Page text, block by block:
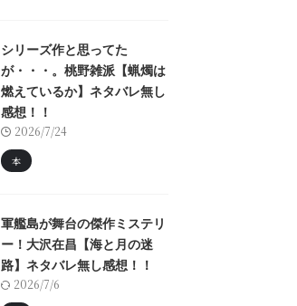
シリーズ作と思ってた
が・・・。桃野雑派【蝋燭は
燃えているか】ネタバレ無し
感想！！
2026/7/24
本
軍艦島が舞台の傑作ミステリ
ー！大沢在昌【海と月の迷
路】ネタバレ無し感想！！
2026/7/6